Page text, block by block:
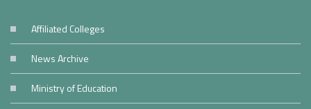
Affiliated Colleges
News Archive
Ministry of Education